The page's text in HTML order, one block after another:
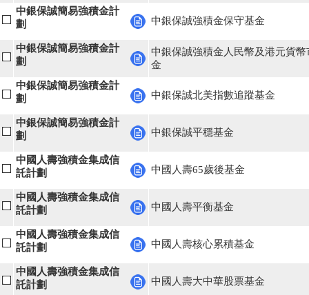
中銀保誠簡易強積金計
劃
中銀保誠強積金保守基金
中銀保誠簡易強積金計
劃
中銀保誠強積金人民幣及港元貨幣
金
中銀保誠簡易強積金計
劃
中銀保誠北美指數追蹤基金
中銀保誠簡易強積金計
劃
中銀保誠平穩基金
中國人壽強積金集成信
託計劃
中國人壽65歲後基金
中國人壽強積金集成信
託計劃
中國人壽平衡基金
中國人壽強積金集成信
託計劃
中國人壽核心累積基金
中國人壽強積金集成信
託計劃
中國人壽大中華股票基金